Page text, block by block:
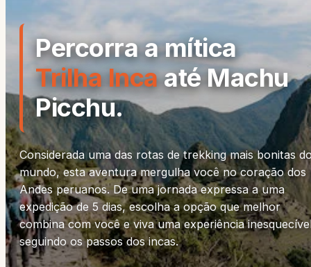
Percorra a mítica
Trilha Incaaté Machu
Picchu.
Considerada uma das rotas de trekking mais bonitas
mundo, esta aventura mergulha você no coração dos
Andes peruanos. De uma jornada expressa a uma
expedição de 5 dias, escolha a opção que melhor
combina com você e viva uma experiência
seguindo os passos dos incas.